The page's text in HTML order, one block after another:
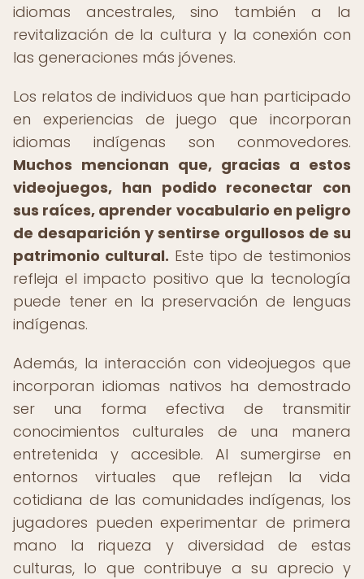
idiomas ancestrales, sino también a la
revitalización de la cultura y la conexión con
las generaciones más jóvenes.
Los relatos de individuos que han participado
en experiencias de juego que incorporan
idiomas indígenas son conmovedores.
Muchos mencionan que, gracias a estos
videojuegos, han podido reconectar con
sus raíces, aprender vocabulario en peligro
de desaparición y sentirse orgullosos de su
patrimonio cultural. Este tipo de testimonios
refleja el impacto positivo que la tecnología
puede tener en la preservación de lenguas
indígenas.
Además, la interacción con videojuegos que
incorporan idiomas nativos ha demostrado
ser una forma efectiva de transmitir
conocimientos culturales de una manera
entretenida y accesible. Al sumergirse en
entornos virtuales que reflejan la vida
cotidiana de las comunidades indígenas, los
jugadores pueden experimentar de primera
mano la riqueza y diversidad de estas
culturas, lo que contribuye a su aprecio y